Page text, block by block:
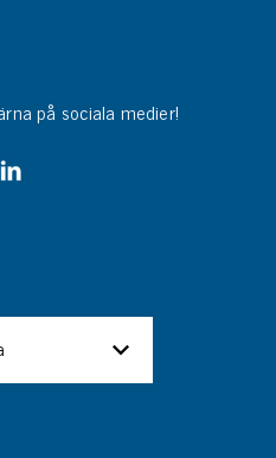
på sociala medier!